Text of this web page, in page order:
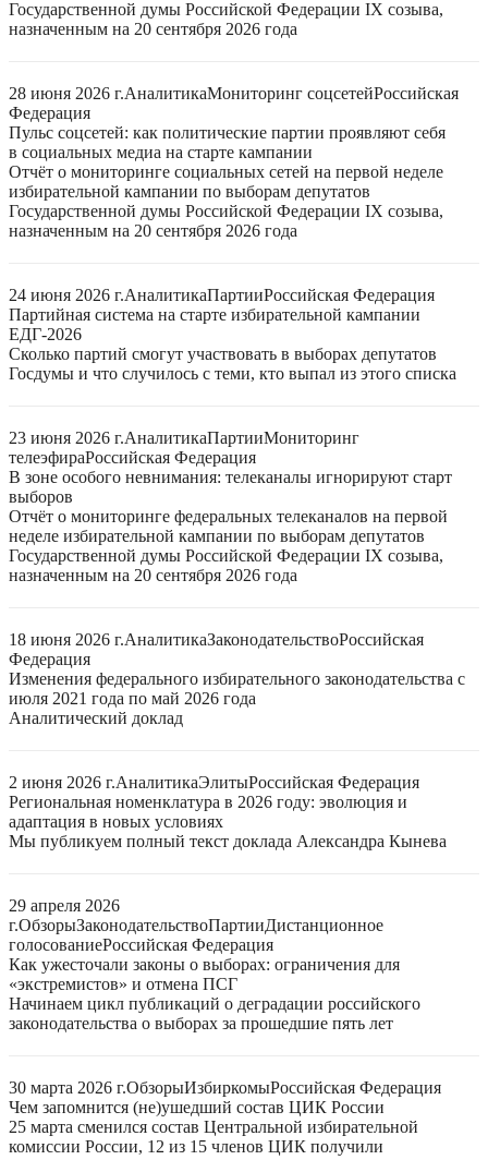
Государственной думы Российской Федерации IX созыва,
назначенным на 20 сентября 2026 года
28 июня 2026 г.АналитикаМониторинг соцсетейРоссийская
Федерация
Пульс соцсетей: как политические партии проявляют себя
в социальных медиа на старте кампании
Отчёт о мониторинге социальных сетей на первой неделе
избирательной кампании по выборам депутатов
Государственной думы Российской Федерации IX созыва,
назначенным на 20 сентября 2026 года
24 июня 2026 г.АналитикаПартииРоссийская Федерация
Партийная система на старте избирательной кампании
ЕДГ-2026
Сколько партий смогут участвовать в выборах депутатов
Госдумы и что случилось с теми, кто выпал из этого списка
23 июня 2026 г.АналитикаПартииМониторинг
телеэфираРоссийская Федерация
В зоне особого невнимания: телеканалы игнорируют старт
выборов
Отчёт о мониторинге федеральных телеканалов на первой
неделе избирательной кампании по выборам депутатов
Государственной думы Российской Федерации IX созыва,
назначенным на 20 сентября 2026 года
18 июня 2026 г.АналитикаЗаконодательствоРоссийская
Федерация
Изменения федерального избирательного законодательства с
июля 2021 года по май 2026 года
Аналитический доклад
2 июня 2026 г.АналитикаЭлитыРоссийская Федерация
Региональная номенклатура в 2026 году: эволюция и
адаптация в новых условиях
Мы публикуем полный текст доклада Александра Кынева
29 апреля 2026
г.ОбзорыЗаконодательствоПартииДистанционное
голосованиеРоссийская Федерация
Как ужесточали законы о выборах: ограничения для
«экстремистов» и отмена ПСГ
Начинаем цикл публикаций о деградации российского
законодательства о выборах за прошедшие пять лет
30 марта 2026 г.ОбзорыИзбиркомыРоссийская Федерация
Чем запомнится (не)ушедший состав ЦИК России
25 марта сменился состав Центральной избирательной
комиссии России, 12 из 15 членов ЦИК получили